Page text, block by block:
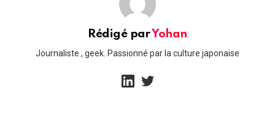
Rédigé parYohan
Journaliste , geek. Passionné par la culture japonaise
linkedin